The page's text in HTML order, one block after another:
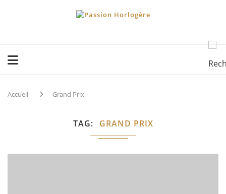
Accueil Grand Prix
TAG GRAND PRIX